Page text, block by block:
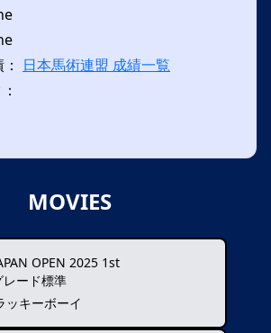
日本馬術連盟 成績一覧
MOVIES
OPEN 2025 1st
ード標準
ッキーボーイ